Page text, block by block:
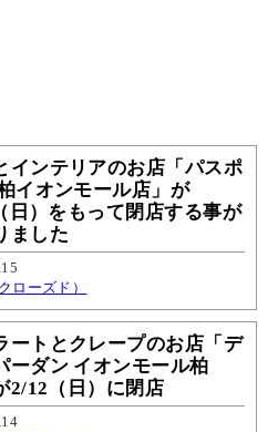
インテリアのお店「パスポ
イオンモール店」が
日）をもって閉店する事が
ました
ローズド）
ートとクレープのお店「デ
ーダン イオンモール柏
2/12（日）に閉店